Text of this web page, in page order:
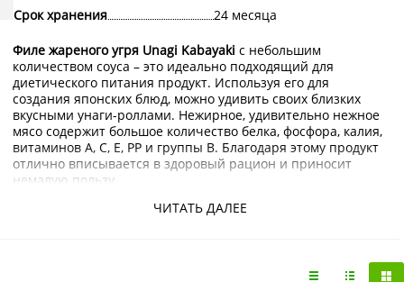
ЧИТАТЬ ДАЛЕЕ
Срок хранения
24 месяца
Филе жареного угря Unagi Kabayaki с небольшим
количеством соуса – это идеально подходящий для
диетического питания продукт. Используя его для
создания японских блюд, можно удивить своих близких
вкусными унаги-роллами. Нежирное, удивительно нежное
мясо содержит большое количество белка, фосфора, калия,
витаминов А, С, Е, РР и группы В. Благодаря этому продукт
отлично вписывается в здоровый рацион и приносит
немалую пользу.
Купить филе жареного угря Unagi Kabayaki с доставкой на